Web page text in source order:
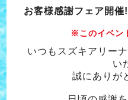
お客様感謝フェア開
※このイベン
いつもスズキアリー
い
誠にありが